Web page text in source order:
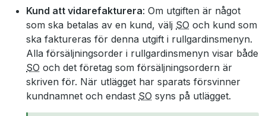
Kund att vidarefakturera: Om utgiften är något
som ska betalas av en kund, välj SO och kund som
ska faktureras för denna utgift i rullgardinsmenyn.
Alla försäljningsorder i rullgardinsmenyn visar både
SO och det företag som försäljningsordern är
skriven för. När utlägget har sparats försvinner
kundnamnet och endast SO syns på utlägget.